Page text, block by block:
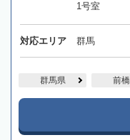
1号室
対応エリア 群馬
群馬県 前